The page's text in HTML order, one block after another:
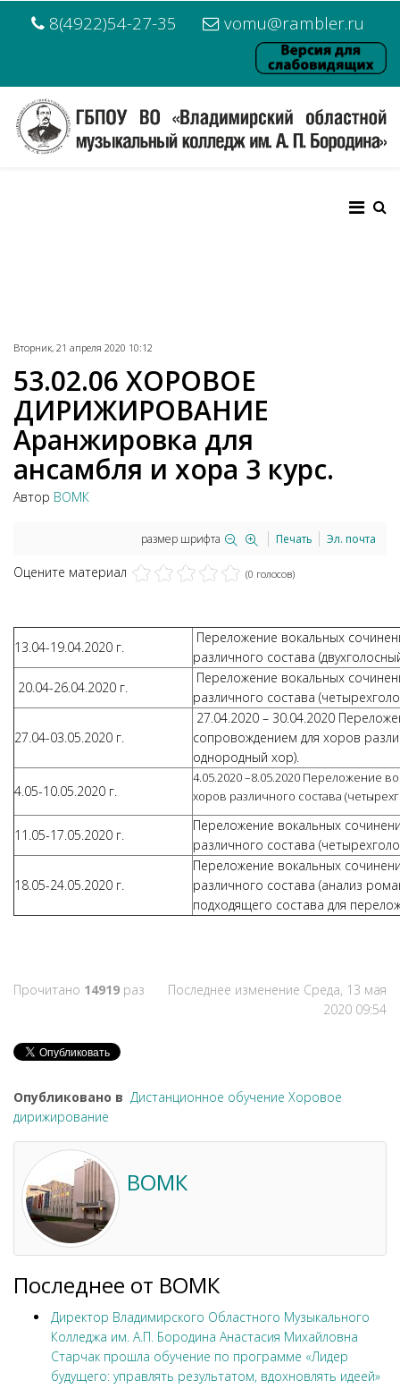
8(4922)54-27-35 vomu@rambler.ru
Вторник, 21 апреля 2020 10:12
53.02.06 ХОРОВОЕ
ДИРИЖИРОВАНИЕ
Аранжировка для
ансамбля и хора 3 курс.
Автор ВОМК
размер шрифта Печать Эл. почта
Оцените материал (0 голосов)
13.04-19.04.2020 г.
Переложение вокальных
различного состава
20.04-26.04.2020 г.
Переложение вокальных
различного состава
27.04-03.05.2020 г.
27.04.2020 – 30.04.2020
сопровождением для хоров
однородный хор).
4.05-10.05.2020 г.
4.05.2020 –8.05.2020 Переложение
хоров различного состава
11.05-17.05.2020 г.
Переложение вокальных
различного состава
18.05-24.05.2020 г.
Переложение вокальных
различного состава (анализ
подходящего состава для
Прочитано 14919 раз
Последнее изменение Среда, 13 мая
2020 09:54
Опубликовано в Дистанционное обучение Хоровое
дирижирование
ВОМК
Последнее от ВОМК
Директор Владимирского Областного Музыкального
Колледжа им. А.П. Бородина Анастасия Михайловна
Старчак прошла обучение по программе «Лидер
будущего: управлять результатом, вдохновлять идеей»